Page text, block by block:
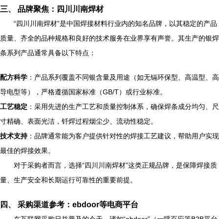
三、 品牌聚焦：四川川南焊材
“四川川南焊材”是中国焊接材料行业内的知名品牌，以其稳定的产品
质量、齐全的品种规格和良好的技术服务在业界享有声誉。其生产的银焊
条系列产品通常具备以下特点：
配方科学 ：产品系列覆盖不同银含量及用途（如无镉环保型、高温型、高
导电型等），严格遵循国家标准（GB/T）或行业标准。
工艺稳定 ：采用先进的生产工艺和质量控制体系，确保焊条成分均匀、尺
寸精确、表面光洁，钎焊过程烟尘少、流动性稳定。
技术支持：品牌通常能为客户提供针对性的焊接工艺建议，帮助用户实现
最佳的焊接效果。
对于采购者而言，选择“四川川南焊材”这类正规品牌，是保障焊接质
量、生产安全和长期运行可靠性的重要前提。
四、 采购渠道参考：ebdoor等电商平台